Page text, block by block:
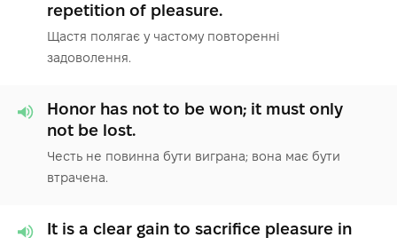
repetition of pleasure.
Щастя полягає у частому повторенні
задоволення.
Honor has not to be won; it must only
not be lost.
Честь не повинна бути виграна; вона має бути
втрачена.
It is a clear gain to sacrifice pleasure in